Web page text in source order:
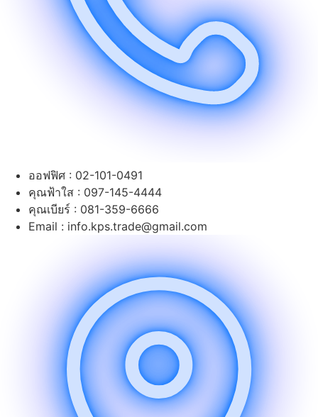
ออฟฟิศ : 02-101-0491
คุณฟ้าใส : 097-145-4444
คุณเบียร์ : 081-359-6666
Email : info.kps.trade@gmail.com